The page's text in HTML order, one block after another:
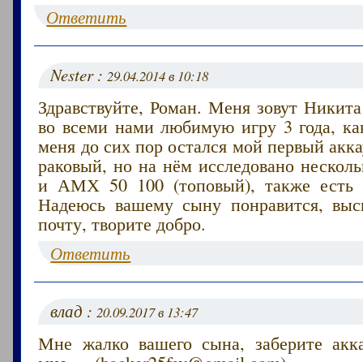
Ответить
Nester :29.04.2014 в 10:18
Здравствуйте, Роман. Меня зовут
во всеми нами любимую игру 3 года,
меня до сих пор остался мой первый
раковый, но на нём исследовано
и АМХ 50 100 (топовый), также есть
Надеюсь вашему сыну понравится,
почту, творите добро.
Ответить
влад :20.09.2017 в 13:47
Мне жалко вашего сына, заберите